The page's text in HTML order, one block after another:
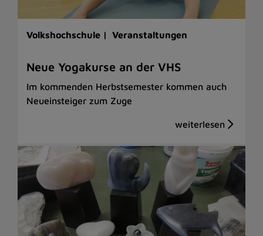
Volkshochschule | Veranstaltungen
Neue Yogakurse an der VHS
Im kommenden Herbstsemester kommen auch
Neueinsteiger zum Zuge